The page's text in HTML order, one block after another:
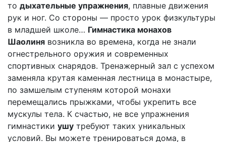
то дыхательные упражнения, плавные движения
рук и ног. Со стороны — просто урок физкультуры
в младшей школе… Гимнастика монахов
Шаолиня возникла во времена, когда не знали
огнестрельного оружия и современных
спортивных снарядов. Тренажерный зал с успехом
заменяла крутая каменная лестница в монастыре,
по замшелым ступеням которой монахи
перемещались прыжками, чтобы укрепить все
мускулы тела. К счастью, не все упражнения
гимнастики ушу требуют таких уникальных
условий. Вы можете тренироваться дома, в